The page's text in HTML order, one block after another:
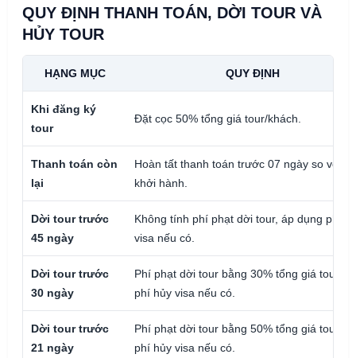
QUY ĐỊNH THANH TOÁN, DỜI TOUR VÀ
HỦY TOUR
HẠNG MỤC QUY ĐỊNH
Khi đăng ký
tour
Đặt cọc 50% tổng giá tour/khách.
Thanh toán còn
lại
Hoàn tất thanh toán trước 07 ngày so với
khởi hành.
Dời tour trước
45 ngày
Không tính phí phạt dời tour, áp dụng phí
visa nếu có.
Dời tour trước
30 ngày
Phí phạt dời tour bằng 30% tổng giá tour và
phí hủy visa nếu có.
Dời tour trước
21 ngày
Phí phạt dời tour bằng 50% tổng giá tour và
phí hủy visa nếu có.